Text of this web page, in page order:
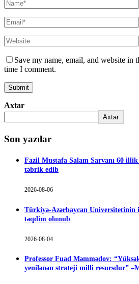
Save my name, email, and website in
time I comment.
Axtar
Axtar
Son yazılar
Fazil Mustafa Salam Sarvanı 60
təbrik edib
2026-08-06
Türkiyə-Azərbaycan
təqdim olunub
2026-08-04
Professor Fuad Məmmədov:
yenilənən strateji milli resursdur”